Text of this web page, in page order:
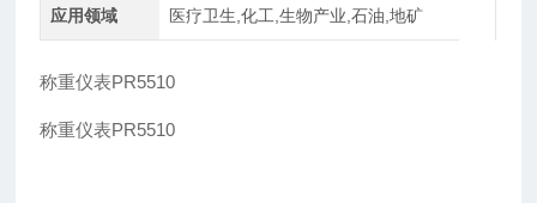
应用领域 医疗卫生,化工,生物产业,石油,地矿
称重仪表PR5510
称重仪表PR5510